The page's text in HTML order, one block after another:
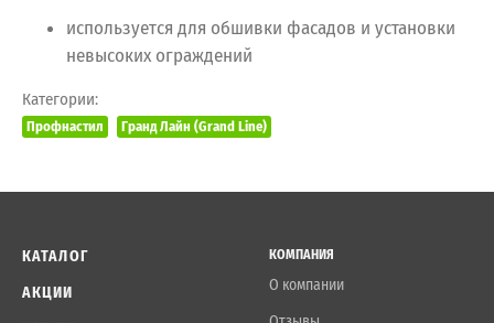
используется для обшивки фасадов и установки
невысоких ограждений
Категории:
Профнастил Гранд Лайн (Grand Line)
КАТАЛОГ
АКЦИИ
КОМПАНИЯ
О компании